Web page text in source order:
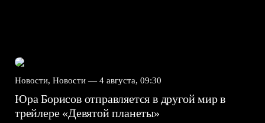
Новости, Новости — 4 августа, 09:30
Юра Борисов отправляется в другой мир в
трейлере «Девятой планеты»